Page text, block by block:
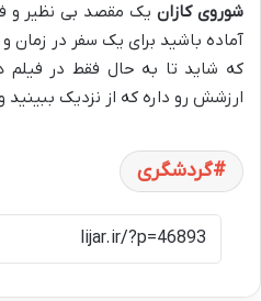
شوروی کازانیک مقصد بی نظیر و
آماده باشید برای یک سفر در زمان
که شاید تا به حال فقط در فیلم
ارزشش رو داره که از نزدیک
گردشگری